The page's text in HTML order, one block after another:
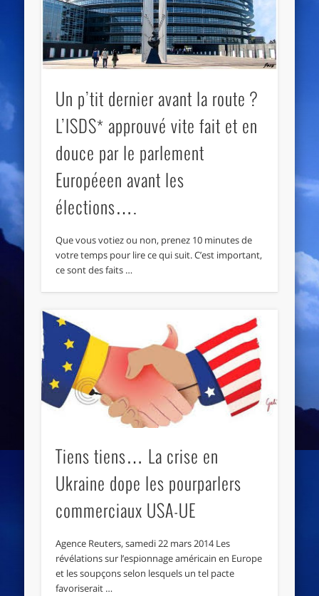
Un p’tit dernier avant la route ?
L’ISDS* approuvé vite fait et en
douce par le parlement
Européeen avant les
élections….
Que vous votiez ou non, prenez 10 minutes de
votre temps pour lire ce qui suit. C’est important,
ce sont des faits …
Tiens tiens… La crise en
Ukraine dope les pourparlers
commerciaux USA-UE
Agence Reuters, samedi 22 mars 2014 Les
révélations sur l’espionnage américain en Europe
et les soupçons selon lesquels un tel pacte
favoriserait …